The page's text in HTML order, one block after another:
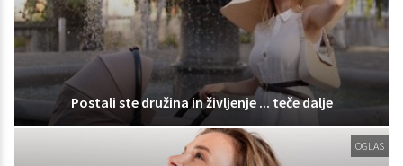
Postali ste družina in življenje ... teče dalje
OGLAS